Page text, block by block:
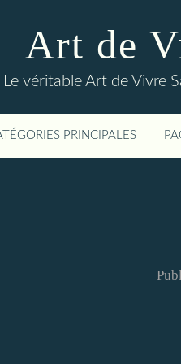
Art de
Le véritable Art de Vivre
PRINCIPALES